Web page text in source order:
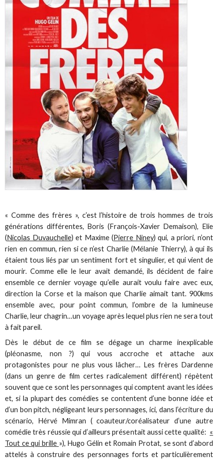
« Comme des frères », c’est l’histoire de trois hommes de trois
générations différentes, Boris (François-Xavier Demaison), Elie
(Nicolas Duvauchelle) et Maxime (Pierre Niney) qui, a priori, n’ont
rien en commun, rien si ce n’est Charlie (Mélanie Thierry), à qui ils
étaient tous liés par un sentiment fort et singulier, et qui vient de
mourir. Comme elle le leur avait demandé, ils décident de faire
ensemble ce dernier voyage qu’elle aurait voulu faire avec eux,
direction la Corse et la maison que Charlie aimait tant. 900kms
ensemble avec, pour point commun, l’ombre de la lumineuse
Charlie, leur chagrin…un voyage après lequel plus rien ne sera tout
à fait pareil.
Dès le début de ce film se dégage un charme inexplicable
(pléonasme, non ?) qui vous accroche et attache aux
protagonistes pour ne plus vous lâcher… Les frères Dardenne
(dans un genre de film certes radicalement différent) répètent
souvent que ce sont les personnages qui comptent avant les idées
et, si la plupart des comédies se contentent d’une bonne idée et
d’un bon pitch, négligeant leurs personnages, ici, dans l’écriture du
scénario, Hérvé Mimran ( coauteur/coréalisateur d’une autre
comédie très réussie qui d’ailleurs présentait aussi cette qualité: «
Tout ce qui brille »), Hugo Gélin et Romain Protat, se sont d’abord
attelés à construire des personnages forts et particulièrement